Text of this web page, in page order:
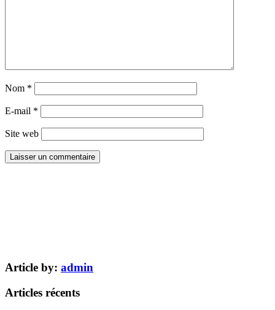
Nom *
E-mail *
Site web
Article by: admin
Articles récents